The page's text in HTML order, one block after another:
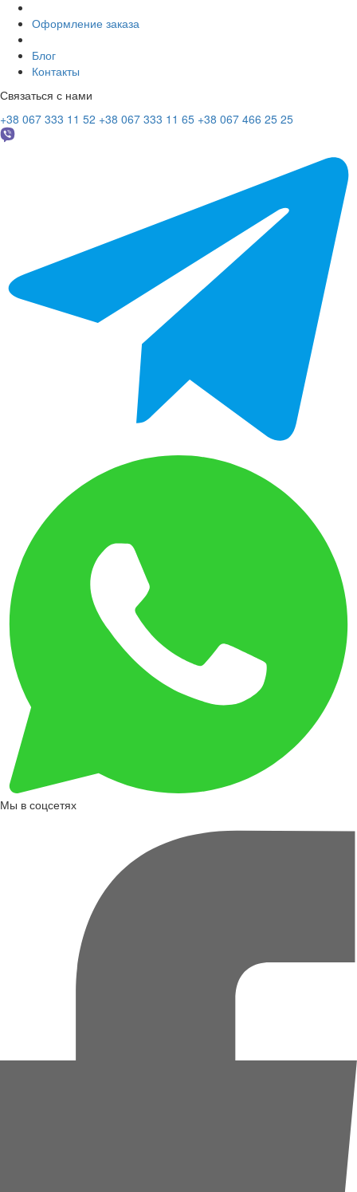
Оформление заказа
Блог
Контакты
Связаться с нами
+38 067 333 11 52 +38 067 333 11 65 +38 067 466 25 25
Мы в соцсетях